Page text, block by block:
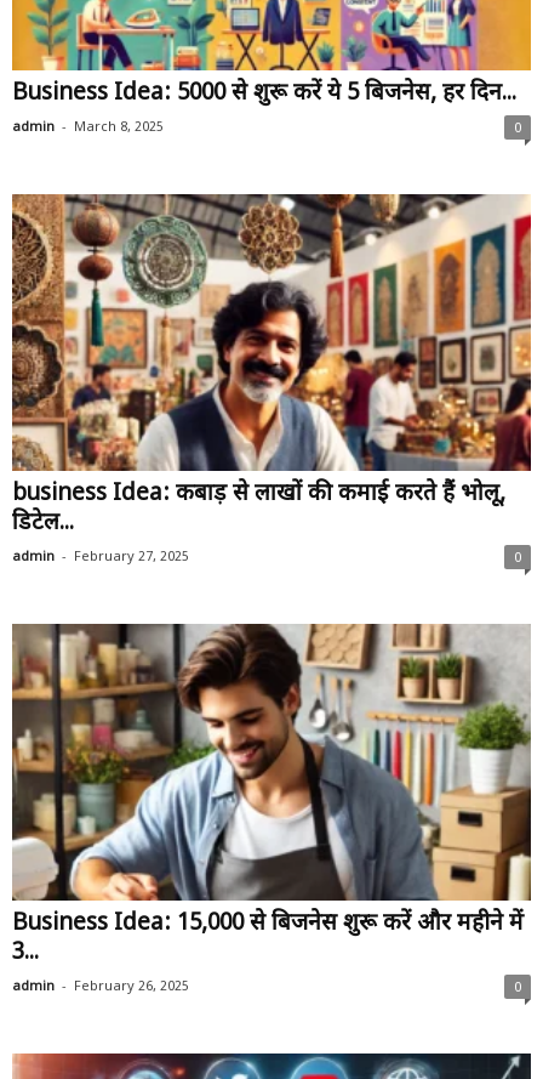
Business Idea: ₹5000 से शुरू करें ये 5 बिजनेस, हर दिन...
admin - March 8, 2025 0
business Idea: कबाड़ से लाखों की कमाई करते हैं भोलू,
डिटेल...
admin - February 27, 2025 0
Business Idea: ₹15,000 से बिजनेस शुरू करें और महीने में
₹3...
admin - February 26, 2025 0